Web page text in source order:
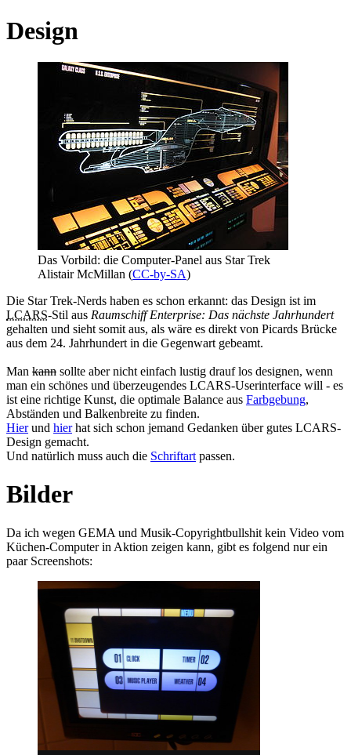
Design
Das Vorbild: die Computer-Panel aus Star Trek
Alistair McMillan (CC-by-SA)
Die Star Trek-Nerds haben es schon erkannt: das Design ist im
LCARS-Stil aus Raumschiff Enterprise: Das nächste Jahrhundert
gehalten und sieht somit aus, als wäre es direkt von Picards Brücke
aus dem 24. Jahrhundert in die Gegenwart gebeamt.
Man kann sollte aber nicht einfach lustig drauf los designen, wenn
man ein schönes und überzeugendes LCARS-Userinterface will - es
ist eine richtige Kunst, die optimale Balance aus Farbgebung,
Abständen und Balkenbreite zu finden.
Hierund hierhat sich schon jemand Gedanken über gutes LCARS-
Design gemacht.
Und natürlich muss auch die Schriftart passen.
Bilder
Da ich wegen GEMA und Musik-Copyrightbullshit kein Video vom
Küchen-Computer in Aktion zeigen kann, gibt es folgend nur ein
paar Screenshots: